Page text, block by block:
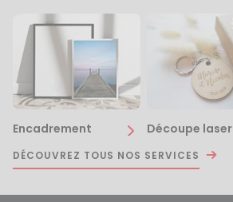
Encadrement Découpe laser
DÉCOUVREZ TOUS NOS SERVICES